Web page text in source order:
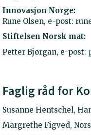
Innovasjon Norge:
Rune Olsen, e-post:
Stiftelsen Norsk mat:
Petter Bjørgan, e-post:
Faglig råd for
Susanne Hentschel,
Margrethe Figved,